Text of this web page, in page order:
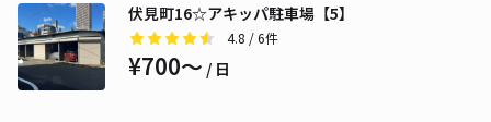
伏見町16☆アキッパ駐車場【5】
4.8 / 6件
¥700〜 / 日